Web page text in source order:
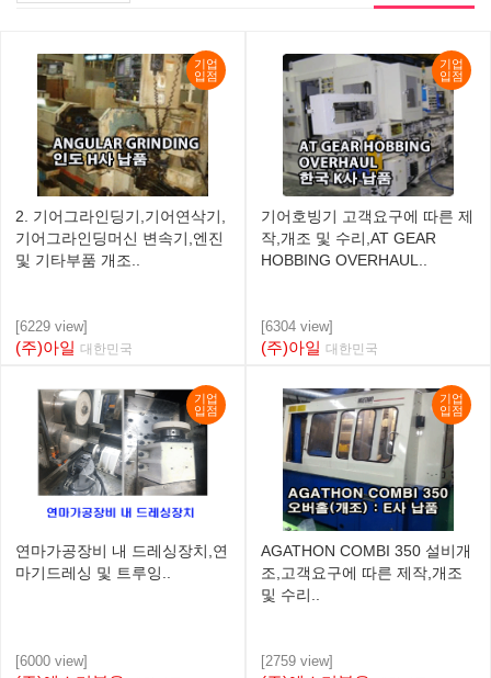
기업
입점
2. 기어그라인딩기,기어연삭기,
기어그라인딩머신 변속기,엔진
및 기타부품 개조..
[6229 view]
(주)아일 대한민국
기업
입점
기어호빙기 고객요구에 따른 제
작,개조 및 수리,AT GEAR
HOBBING OVERHAUL..
[6304 view]
(주)아일 대한민국
기업
입점
연마가공장비 내 드레싱장치,연
마기드레싱 및 트루잉..
[6000 view]
기업
입점
AGATHON COMBI 350 설비개
조,고객요구에 따른 제작,개조
및 수리..
[2759 view]